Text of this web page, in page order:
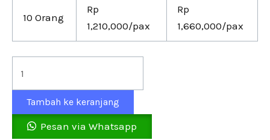
10 Orang
Rp
1,210,000/pax
Rp
1,660,000/pax
Tambah ke keranjang
Pesan via Whatsapp